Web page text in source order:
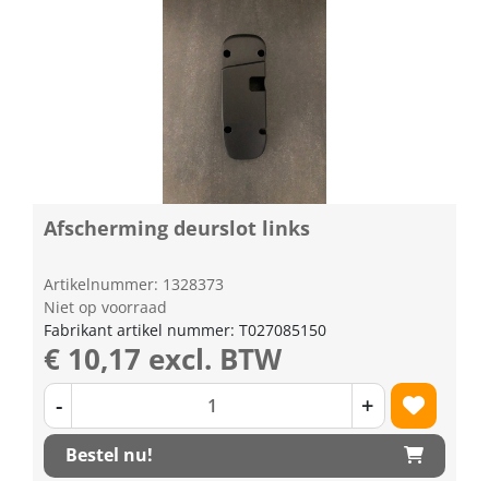
Afscherming deurslot links
Artikelnummer: 1328373
Niet op voorraad
Fabrikant artikel nummer: T027085150
€ 10,17 excl. BTW
- +
Bestel nu!